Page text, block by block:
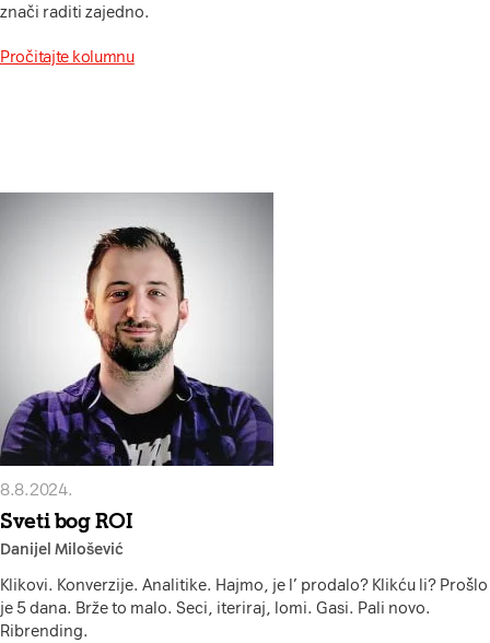
znači raditi zajedno.
Pročitajte kolumnu
8.8.2024.
Sveti bog ROI
Danijel Milošević
Klikovi. Konverzije. Analitike. Hajmo, je l’ prodalo? Klikću li? Prošlo
je 5 dana. Brže to malo. Seci, iteriraj, lomi. Gasi. Pali novo.
Ribrending.